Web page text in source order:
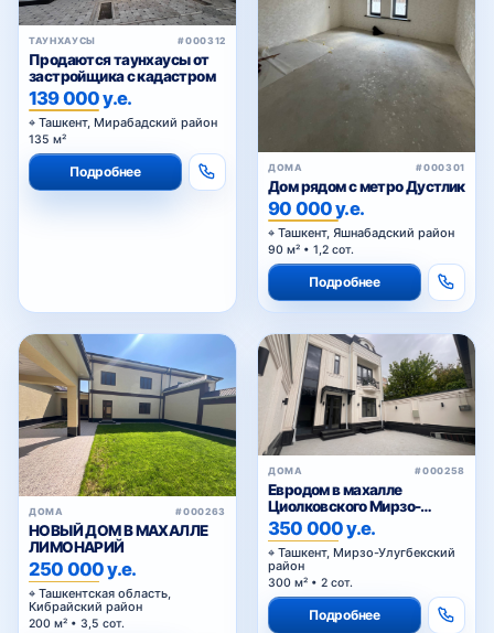
ТАУНХАУСЫ #000312
Продаются таунхаусы от
застройщика с кадастром
139 000 у.е.
Ташкент, Мирабадский район
135 м²
Подробнее ДОМА #000301
Дом рядом с метро Дустлик
90 000 у.е.
Ташкент, Яшнабадский район
90 м² • 1,2 сот.
Подробнее
ДОМА #000263
НОВЫЙ ДОМ В МАХАЛЛЕ
ЛИМОНАРИЙ
250 000 у.е.
Ташкентская область,
Кибрайский район
200 м² • 3,5 сот.
ДОМА #000258
Евродом в махалле
Циолковского Мирзо-
Улугбекский район
350 000 у.е.
Ташкент, Мирзо-Улугбекский
район
300 м² • 2 сот.
Подробнее